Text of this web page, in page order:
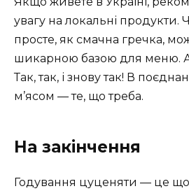
увагу на локальні продукти.
просте, як смачна гречка,
шикарною базою для меню.
Так, так, і знову так! В
м’ясом — те, що треба.
На закінчення
Годування цуценяти — це